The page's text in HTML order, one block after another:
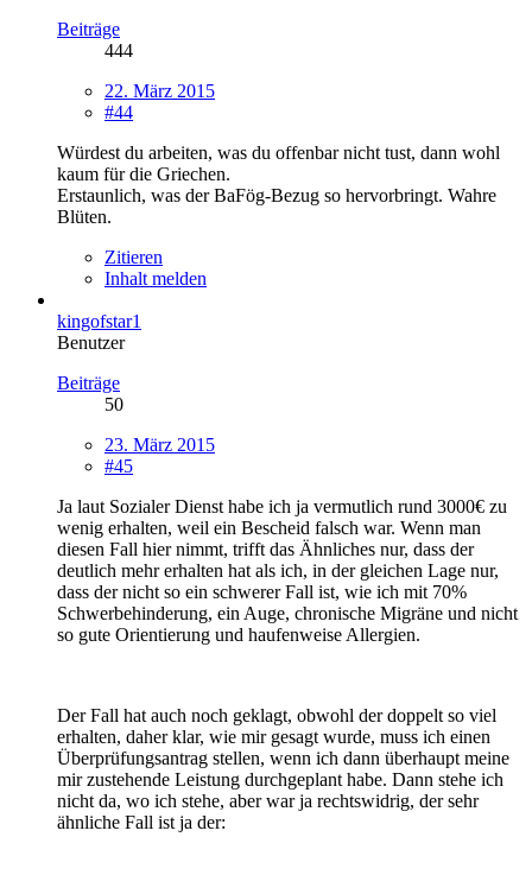
Beiträge
444
22. März 2015
#44
Würdest du arbeiten, was du offenbar nicht tust, dann wohl
kaum für die Griechen.
Erstaunlich, was der BaFög-Bezug so hervorbringt. Wahre
Blüten.
Zitieren
Inhalt melden
kingofstar1
Benutzer
Beiträge
50
23. März 2015
#45
Ja laut Sozialer Dienst habe ich ja vermutlich rund 3000€ zu
wenig erhalten, weil ein Bescheid falsch war. Wenn man
diesen Fall hier nimmt, trifft das Ähnliches nur, dass der
deutlich mehr erhalten hat als ich, in der gleichen Lage nur,
dass der nicht so ein schwerer Fall ist, wie ich mit 70%
Schwerbehinderung, ein Auge, chronische Migräne und nicht
so gute Orientierung und haufenweise Allergien.
Der Fall hat auch noch geklagt, obwohl der doppelt so viel
erhalten, daher klar, wie mir gesagt wurde, muss ich einen
Überprüfungsantrag stellen, wenn ich dann überhaupt meine
mir zustehende Leistung durchgeplant habe. Dann stehe ich
nicht da, wo ich stehe, aber war ja rechtswidrig, der sehr
ähnliche Fall ist ja der: